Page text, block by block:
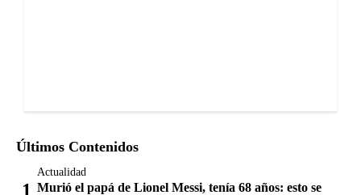
Últimos Contenidos
Actualidad
Murió el papá de Lionel Messi, tenía 68 años: esto se